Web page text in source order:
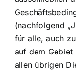
(nachfolgend
für alle, auch
auf dem Gebiet
allen übrigen